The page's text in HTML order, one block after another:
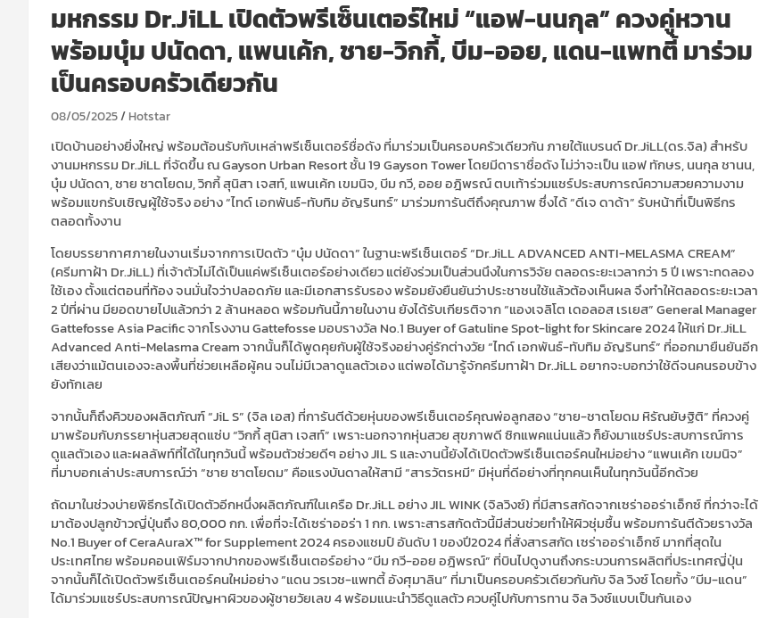
มหกรรม Dr.JiLL เปิดตัวพรีเซ็นเตอร์ใหม่ “แอฟ-นนกุล” ควงคู่หวาน
พร้อมบุ๋ม ปนัดดา, แพนเค้ก, ชาย-วิกกี้, บีม-ออย, แดน-แพทตี้ มาร่วม
เป็นครอบครัวเดียวกัน
08/05/2025 Hotstar
เปิดบ้านอย่างยิ่งใหญ่ พร้อมต้อนรับกับเหล่าพรีเซ็นเตอร์ชื่อดัง ที่มาร่วมเป็นครอบครัวเดียวกัน ภายใต้แบรนด์ Dr.JiLL(ดร.จิล) สำหรับ
งานมหกรรม Dr.JiLL ที่จัดขึ้น ณ Gayson Urban Resort ชั้น 19 Gayson Tower โดยมีดาราชื่อดัง ไม่ว่าจะเป็น แอฟ ทักษร, นนกุล ชานน,
บุ๋ม ปนัดดา, ชาย ชาตโยดม, วิกกี้ สุนิสา เจสท์, แพนเค้ก เขมนิจ, บีม กวี, ออย อฎิพรณ์ ตบเท้าร่วมแชร์ประสบการณ์ความสวยความงาม
พร้อมแขกรับเชิญผู้ใช้จริง อย่าง “ไทด์ เอกพันธ์-ทับทิม อัญรินทร์” มาร่วมการันตีถึงคุณภาพ ซึ่งได้ “ดีเจ ดาด้า” รับหน้าที่เป็นพิธีกร
ตลอดทั้งงาน
โดยบรรยากาศภายในงานเริ่มจากการเปิดตัว “บุ๋ม ปนัดดา” ในฐานะพรีเซ็นเตอร์ “Dr.JiLL ADVANCED ANTI-MELASMA CREAM”
(ครีมทาฝ้า Dr.JiLL) ที่เจ้าตัวไม่ได้เป็นแค่พรีเซ็นเตอร์อย่างเดียว แต่ยังร่วมเป็นส่วนนึงในการวิจัย ตลอดระยะเวลากว่า 5 ปี เพราะทดลอง
ใช้เอง ตั้งแต่ตอนที่ท้อง จนมั่นใจว่าปลอดภัย และมีเอกสารรับรอง พร้อมยังยืนยันว่าประชาชนใช้แล้วต้องเห็นผล จึงทำให้ตลอดระยะเวลา
2 ปีที่ผ่าน มียอดขายไปแล้วกว่า 2 ล้านหลอด พร้อมกันนี้ภายในงาน ยังได้รับเกียรติจาก “แองเจลิโต เดอลอส เรเยส” General Manager
Gattefosse Asia Pacific จากโรงงาน Gattefosse มอบรางวัล No.1 Buyer of Gatuline Spot-light for Skincare 2024 ให้แก่ Dr.JiLL
Advanced Anti-Melasma Cream จากนั้นก็ได้พูดคุยกับผู้ใช้จริงอย่างคู่รักต่างวัย “ไทด์ เอกพันธ์-ทับทิม อัญรินทร์” ที่ออกมายืนยันอีก
เสียงว่าแม้ตนเองจะลงพื้นที่ช่วยเหลือผู้คน จนไม่มีเวลาดูแลตัวเอง แต่พอได้มารู้จักครีมทาฝ้า Dr.JiLL อยากจะบอกว่าใช้ดีจนคนรอบข้าง
ยังทักเลย
จากนั้นก็ถึงคิวของผลิตภัณฑ์ “JiL S” (จิล เอส) ที่การันตีด้วยหุ่นของพรีเซ็นเตอร์คุณพ่อลูกสอง “ชาย-ชาตโยดม หิรัณยัษฐิติ” ที่ควงคู่
มาพร้อมกับภรรยาหุ่นสวยสุดแซ่บ “วิกกี้ สุนิสา เจสท์” เพราะนอกจากหุ่นสวย สุขภาพดี ซิกแพคแน่นแล้ว ก็ยังมาแชร์ประสบการณ์การ
ดูแลตัวเอง และผลลัพท์ที่ได้ในทุกวันนี้ พร้อมตัวช่วยดีๆ อย่าง JIL S และงานนี้ยังได้เปิดตัวพรีเซ็นเตอร์คนใหม่อย่าง “แพนเค้ก เขมนิจ”
ที่มาบอกเล่าประสบการณ์ว่า “ชาย ชาตโยดม” คือแรงบันดาลให้สามี “สารวัตรหมี” มีหุ่นที่ดีอย่างที่ทุกคนเห็นในทุกวันนี้อีกด้วย
ถัดมาในช่วงบ่ายพิธีกรได้เปิดตัวอีกหนึ่งผลิตภัณฑ์ในเครือ Dr.JiLL อย่าง JIL WINK (จิลวิงซ์) ที่มีสารสกัดจากเซร่าออร่าเอ็กซ์ ที่กว่าจะได้
มาต้องปลูกข้าวญี่ปุ่นถึง 80,000 กก. เพื่อที่จะได้เซร่าออร่า 1 กก. เพราะสารสกัดตัวนี้มีส่วนช่วยทำให้ผิวชุ่มชื้น พร้อมการันตีด้วยรางวัล
No.1 Buyer of CeraAuraX™ for Supplement 2024 ครองแชมป์ อันดับ 1 ของปี2024 ที่สั่งสารสกัด เซร่าออร่าเอ็กซ์ มากที่สุดใน
ประเทศไทย พร้อมคอนเฟิร์มจากปากของพรีเซ็นเตอร์อย่าง “บีม กวี-ออย อฎิพรณ์” ที่บินไปดูงานถึงกระบวนการผลิตที่ประเทศญี่ปุ่น
จากนั้นก็ได้เปิดตัวพรีเซ็นเตอร์คนใหม่อย่าง “แดน วรเวช-แพทตี้ อังศุมาลิน” ที่มาเป็นครอบครัวเดียวกันกับ จิล วิงซ์ โดยทั้ง “บีม-แดน”
ได้มาร่วมแชร์ประสบการณ์ปัญหาผิวของผู้ชายวัยเลข 4 พร้อมแนะนำวิธีดูแลตัว ควบคู่ไปกับการทาน จิล วิงซ์แบบเป็นกันเอง